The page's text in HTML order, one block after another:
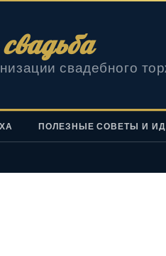
свадебного
ПОЛЕЗНЫЕ СОВЕТЫ И